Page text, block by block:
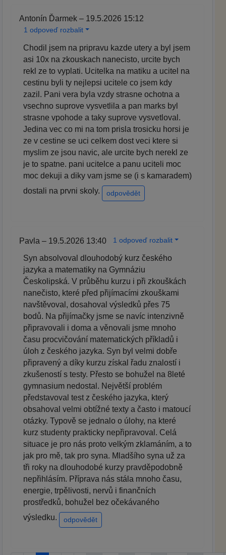
Antonín Ďarmek – 19.5.2026 15:12
1 odpoveď rozbalit
Chodil jsem na pripravu kazde utery a byl jsem
asi 10x na zkouskach nanecisto, urcite bych
rekl ze to vyplati. Ucitelka na matiku a ucitel na
cestinu byli ty nejlepsi ucitele co jsem kdy
zazil. Pani vera byla vzdy strasne ochotna a
vsechno suprove vysvetlila a pan marks byl
strasne vpohode a taky suprove vysvetloval.
Jedina vec co mi na tom prisla trosicku horsi je
ze v cestine se uci celkem dost veci ktere si
myslim ze jsou navic, ale urcite bych nerekl ze
je to spatne. pani ucitelce a panu uciteli moc
moc dekuji a diky vam jsme se (i s kamaradem)
dostali na prvni skoly.
odpovědět
Pavla – 19.5.2026 13:40 1 odpoveď rozbalit
Syn absolvoval dlouhodobý kurz českého
jazyka a matematiky na Gymnáziu
Českolipská. V průběhu kurzu i při zkouškách
nanečisto, které před přijímacími zkouškami
navštěvoval, dosahoval výsledků přes 75
bodů. Na přijímačky jsme se navíc intenzivně
připravovali i doma a věnovali jsme mnoho
času procvičování matematických příkladů i
úloh z českého jazyka. Syn byl velmi dobře
připravený a díky kurzu získal řadu znalostí i
zkušeností s testy. Přesto se bohužel na 8leté
gymnasium nedostal. Největší problém
představoval test z českého jazyka, který
obsahoval velmi obtížné texty a často i matoucí
otázky. Typově se jednalo o úlohy, na které
kurz studenty prakticky nepřipravoval. Celá
situace je pro nás proto velkým zklamáním, a to
jak pro mě, tak pro syna. Mladšího syna už za
tři roky na dlouhodobé kurzy pravděpodobně
nepřihlásím. Příprava nás stála mnoho času,
energie, trpělivosti, nervů i finančních
prostředků, bohužel bez očekávaného
výsledku.
odpovědět